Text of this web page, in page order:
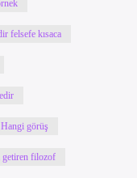
felsefe kısaca
Hangi görüş
getiren filozof